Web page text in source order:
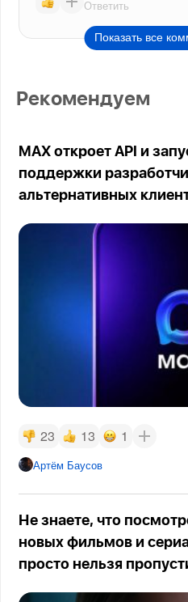
Ответить
Показать все
Рекомендуем
MAX откроет API и
поддержки
альтернативных
23 13 1
Артём Баусов
Не знаете, что
новых фильмов и
просто нельзя